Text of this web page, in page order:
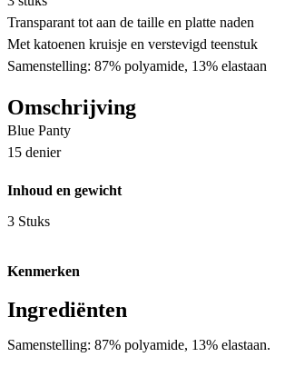
Transparant tot aan de taille en platte naden
Met katoenen kruisje en verstevigd teenstuk
Samenstelling: 87% polyamide, 13% elastaan
Omschrijving
Blue Panty
15 denier
Inhoud en gewicht
3 Stuks
Kenmerken
Ingrediënten
Samenstelling: 87% polyamide, 13% elastaan.